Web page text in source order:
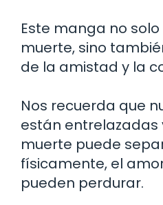
Este manga no
muerte, sino
de la amistad y la
Nos recuerda que
están entrelazadas
muerte puede
físicamente, el
pueden perdurar.